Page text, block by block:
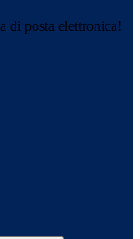
di posta elettronica!